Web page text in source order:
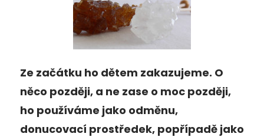
Ze začátku ho dětem zakazujeme. O
něco později, a ne zase o moc později,
ho používáme jako odměnu,
donucovací prostředek, popřípadě jako